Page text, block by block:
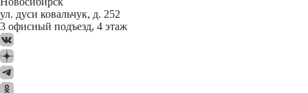
ул. дуси ковальчук, д. 252
3 офисный подъезд, 4 этаж